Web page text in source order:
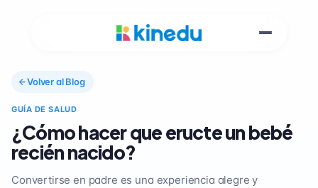
Volver al Blog
GUÍA DE SALUD
¿Cómo hacer que eructe un bebé
recién nacido?
Convertirse en padre es una experiencia alegre y